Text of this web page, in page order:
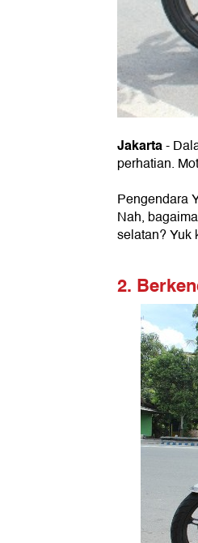
Jakarta-
perhatian.
Pengendara
Nah,
selatan? Yuk
2.